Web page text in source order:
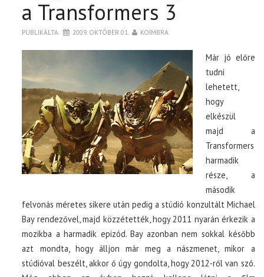
a Transformers 3
PUBLIKÁLTA 2009. OKTÓBER 01. KOIMBRA
Már jó előre
tudni
lehetett,
hogy
elkészül
majd a
Transformers
harmadik
része, a
második
felvonás méretes sikere után pedig a stúdió konzultált Michael
Bay rendezővel, majd közzétették, hogy 2011 nyarán érkezik a
mozikba a harmadik epizód. Bay azonban nem sokkal később
azt mondta, hogy álljon már meg a nászmenet, mikor a
stúdióval beszélt, akkor ő úgy gondolta, hogy 2012-ről van szó.